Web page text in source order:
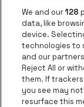
We and our128
data, like
device.
technologies to
and our
Reject All or
them. If
you see may
resurface this